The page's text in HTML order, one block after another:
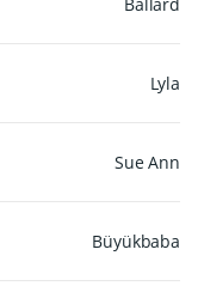
Lyla
Sue Ann
Büyükbaba